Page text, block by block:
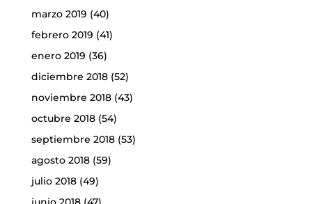
marzo 2019 (40)
febrero 2019 (41)
enero 2019 (36)
diciembre 2018(52)
noviembre 2018(43)
octubre 2018(54)
septiembre 2018(53)
agosto 2018(59)
julio 2018(49)